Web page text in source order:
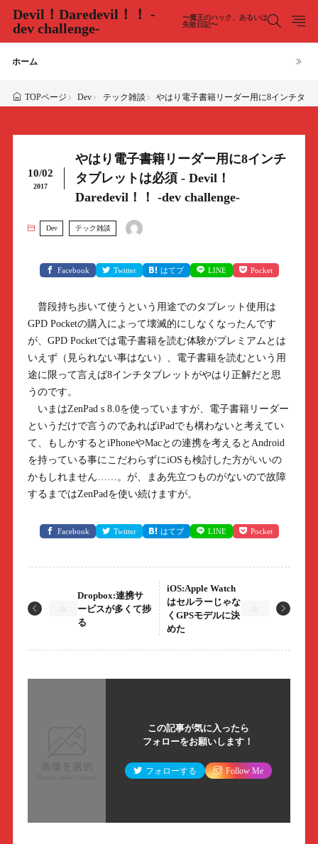
Devil！Daredevil！！ -
dev challenge-
〜魔王のハック、あるいは
失敗日記〜
ホーム
TOPページ Dev テック雑談 やはり電子書籍リーダー用に8インチタブ
10/02
2017
やはり電子書籍リーダー用に8インチ
タブレットは必須 - Devil！
Daredevil！！ -dev challenge-
Dev テック雑談
Facebook Twitter はてブ LINE Pocket
普段持ち歩いて使うという用途でのタブレット使用は
GPD Pocketの購入によって壊滅的にしなくなったんです
が、GPD Pocketでは電子書籍を読む体験がプレミアムとは
いえず（見られない事はない）、電子書籍を読むという用
途に限って言えば8インチタブレットがやはり正解だと思
うのです。
いまはZenPad s 8.0を使っていますが、電子書籍リーダー
というだけで言うのであればiPadでも構わないと考えてい
て、もしかするとiPhoneやMacとの連携を考えるとAndroid
を持っている事にこだわらずにiOSも検討した方がいいの
かもしれません……。が、まあ先立つものがないので故障
するまではZenPadを使い続けますが。
Facebook Twitter はてブ LINE Pocket
Dropbox:連携サ
ービスが多くて捗
る
iOS:Apple Watch
はセルラーじゃな
くGPSモデルに決
めた
この記事が気に入ったら
フォローをお願いします！
フォローする Follow Me